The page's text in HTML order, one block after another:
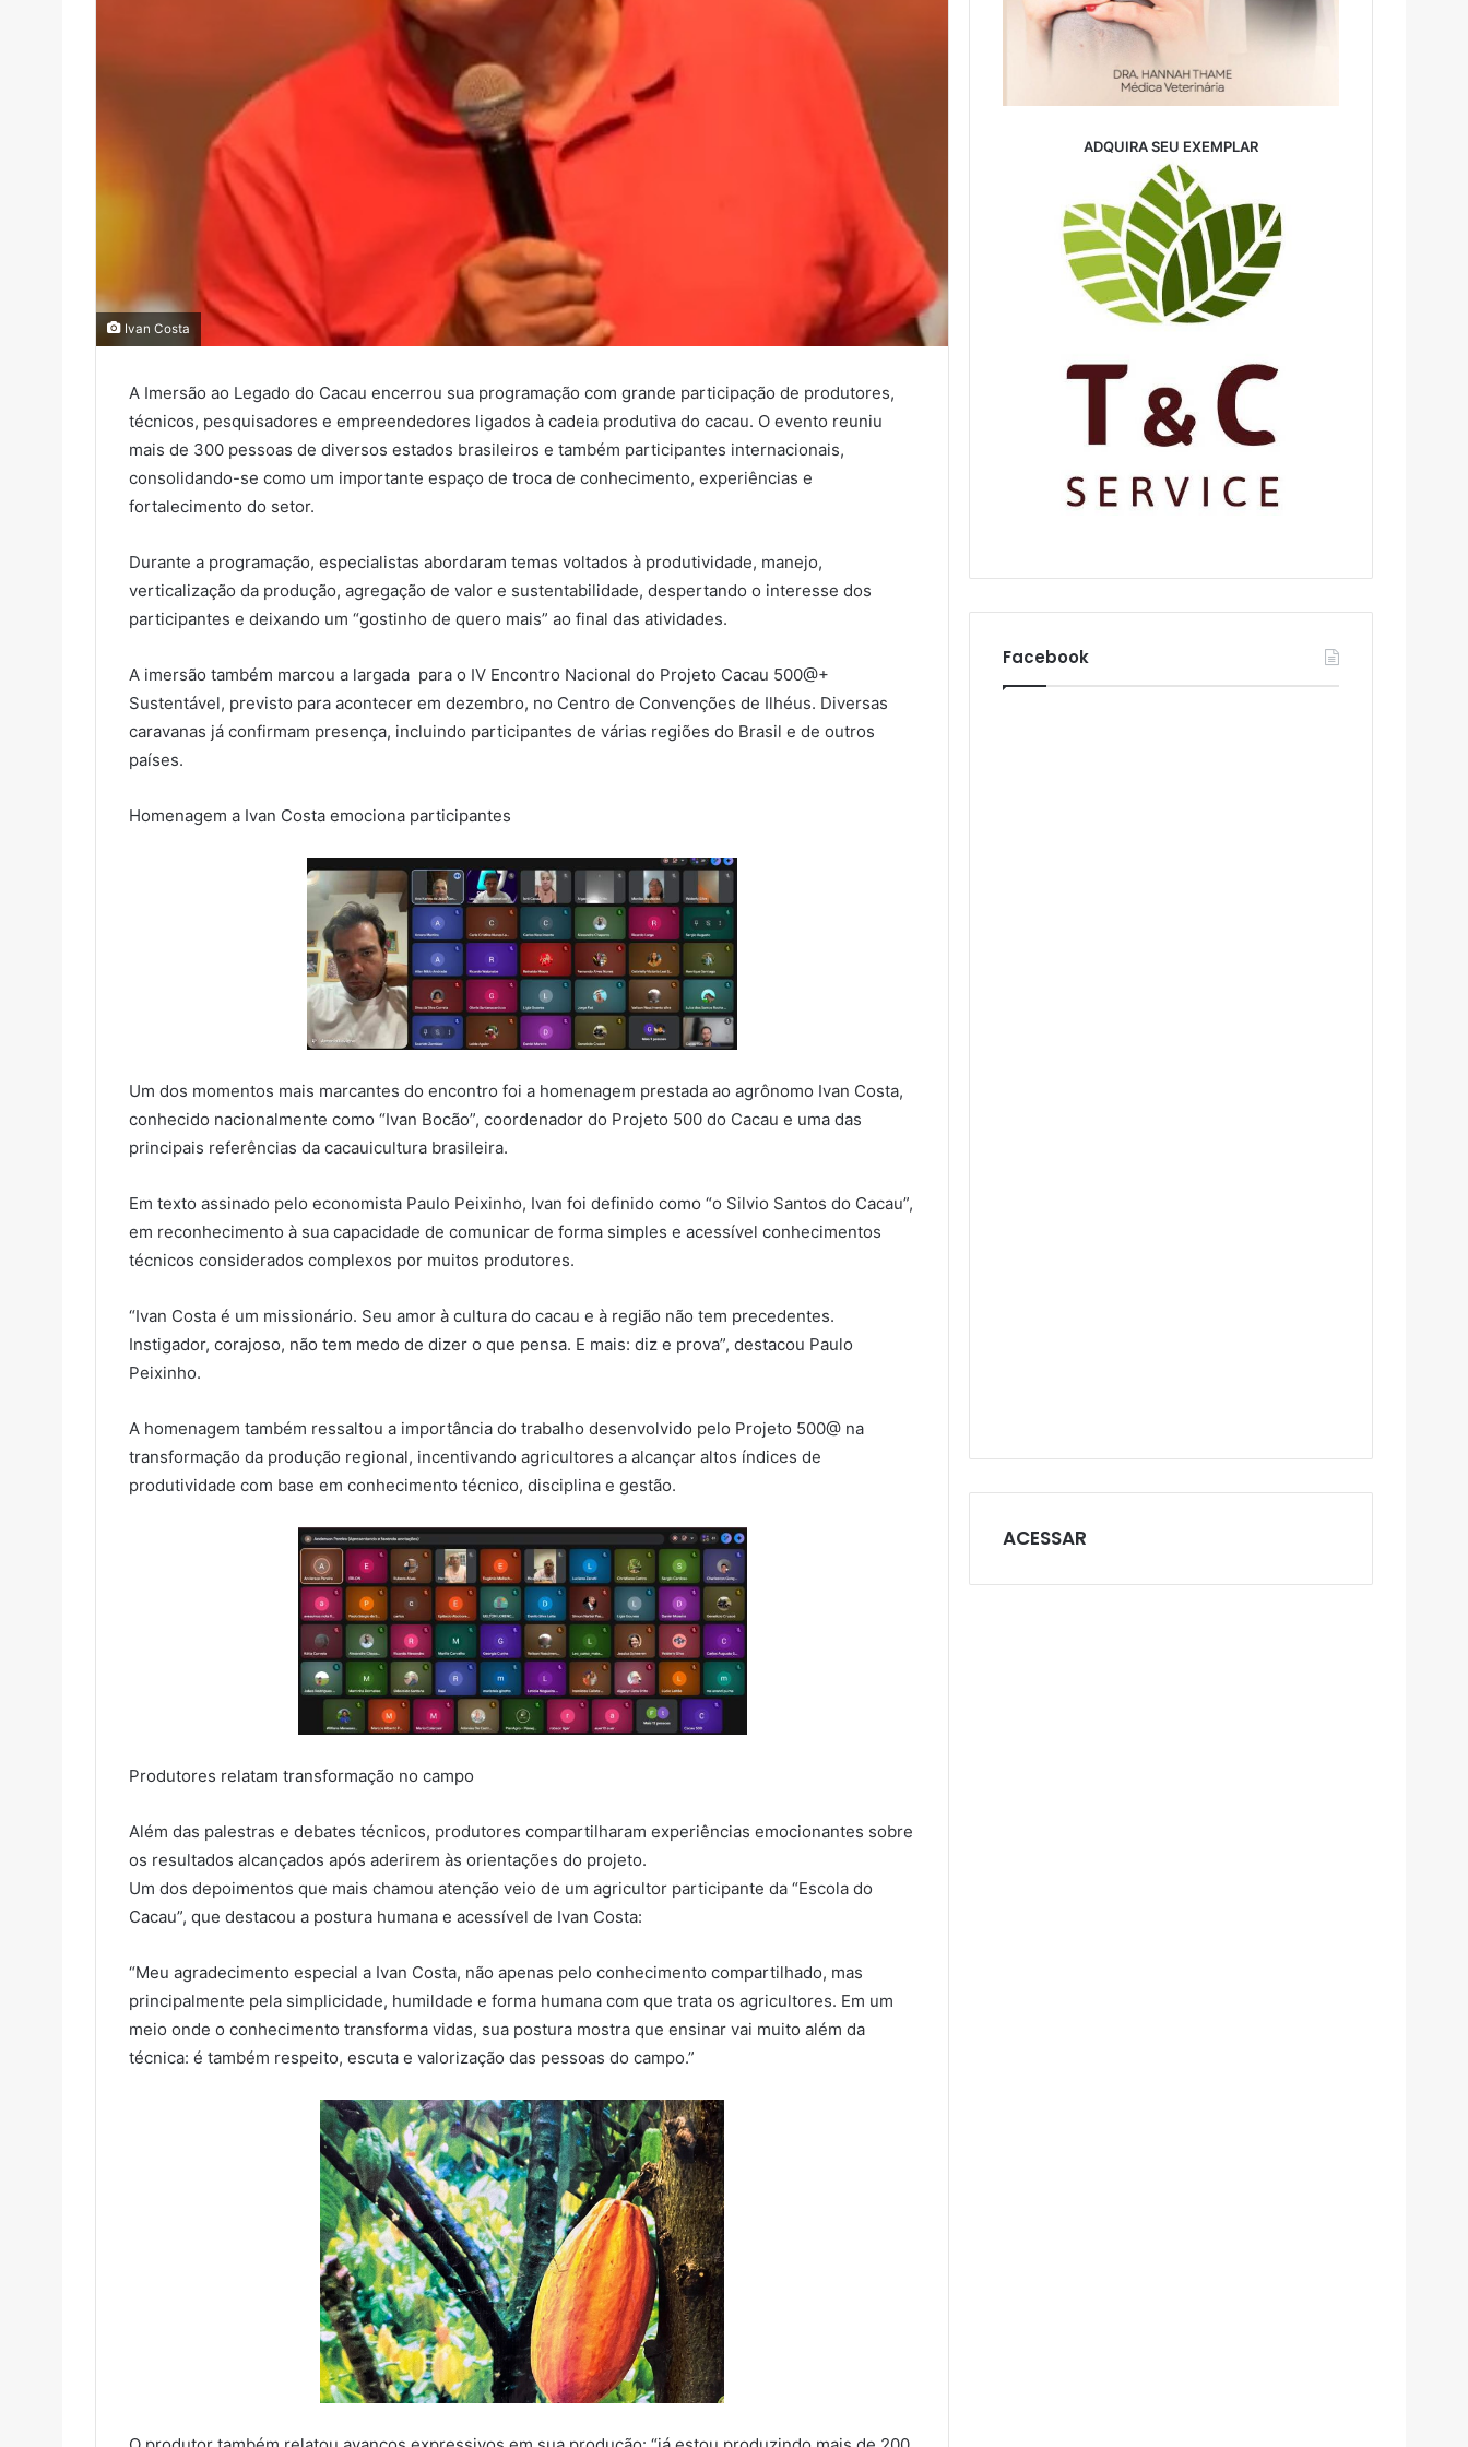
Ivan Costa
A Imersão ao Legado do Cacau encerrou sua programação com grande participação de produtores,
técnicos, pesquisadores e empreendedores ligados à cadeia produtiva do cacau. O evento reuniu
mais de 300 pessoas de diversos estados brasileiros e também participantes internacionais,
consolidando-se como um importante espaço de troca de conhecimento, experiências e
fortalecimento do setor.
Durante a programação, especialistas abordaram temas voltados à produtividade, manejo,
verticalização da produção, agregação de valor e sustentabilidade, despertando o interesse dos
participantes e deixando um “gostinho de quero mais” ao final das atividades.
A imersão também marcou a largada para o IV Encontro Nacional do Projeto Cacau 500@+
Sustentável, previsto para acontecer em dezembro, no Centro de Convenções de Ilhéus. Diversas
caravanas já confirmam presença, incluindo participantes de várias regiões do Brasil e de outros
países.
Homenagem a Ivan Costa emociona participantes
Um dos momentos mais marcantes do encontro foi a homenagem prestada ao agrônomo Ivan Costa,
conhecido nacionalmente como “Ivan Bocão”, coordenador do Projeto 500 do Cacau e uma das
principais referências da cacauicultura brasileira.
Em texto assinado pelo economista Paulo Peixinho, Ivan foi definido como “o Silvio Santos do Cacau”,
em reconhecimento à sua capacidade de comunicar de forma simples e acessível conhecimentos
técnicos considerados complexos por muitos produtores.
“Ivan Costa é um missionário. Seu amor à cultura do cacau e à região não tem precedentes.
Instigador, corajoso, não tem medo de dizer o que pensa. E mais: diz e prova”, destacou Paulo
Peixinho.
A homenagem também ressaltou a importância do trabalho desenvolvido pelo Projeto 500@ na
transformação da produção regional, incentivando agricultores a alcançar altos índices de
produtividade com base em conhecimento técnico, disciplina e gestão.
Produtores relatam transformação no campo
Além das palestras e debates técnicos, produtores compartilharam experiências emocionantes sobre
os resultados alcançados após aderirem às orientações do projeto.
Um dos depoimentos que mais chamou atenção veio de um agricultor participante da “Escola do
Cacau”, que destacou a postura humana e acessível de Ivan Costa:
“Meu agradecimento especial a Ivan Costa, não apenas pelo conhecimento compartilhado, mas
principalmente pela simplicidade, humildade e forma humana com que trata os agricultores. Em um
meio onde o conhecimento transforma vidas, sua postura mostra que ensinar vai muito além da
técnica: é também respeito, escuta e valorização das pessoas do campo.”
ADQUIRA SEU EXEMPLAR
Facebook
ACESSAR